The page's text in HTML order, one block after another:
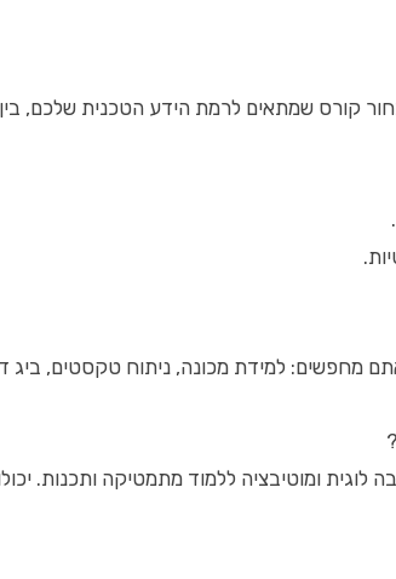
לבחור קורס שמתאים לרמת הידע הטכנית
מחפשים: למידת מכונה, ניתוח טקסטים, ביג
ומוטיבציה ללמוד מתמטיקה ותכנות.